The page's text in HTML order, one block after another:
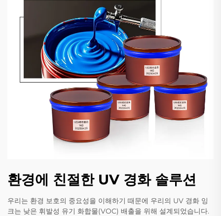
환경에 친절한 UV 경화 솔루션
우리는 환경 보호의 중요성을 이해하기 때문에 우리의 UV 경화 잉
크는 낮은 휘발성 유기 화합물(VOC) 배출을 위해 설계되었습니다.